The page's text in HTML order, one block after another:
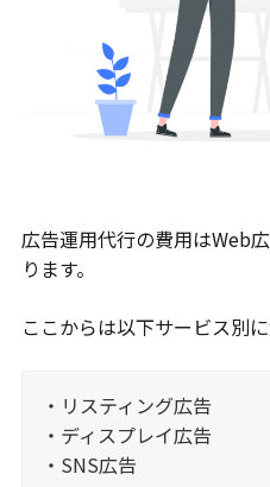
広告運用代行の費用はWeb
ります。
ここからは以下サービス別に
・リスティング広告
・ディスプレイ広告
・SNS広告